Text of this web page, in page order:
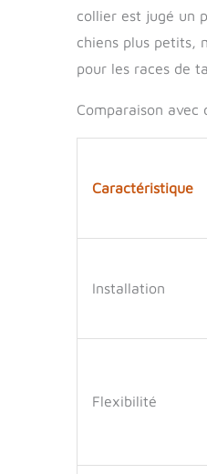
collier est jugé un
chiens plus petits,
pour les races de
Comparaison avec
Caractéristique
Installation
Flexibilité